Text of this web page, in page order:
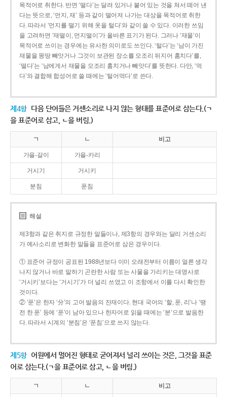
목적어로 취한다. 반면 ‘떨다’는 달려 있거나 붙어 있는 것을 쳐서 떼어 낸
다는 뜻으로, ‘먼지, 재’ 등과 같이 떨어져 나가는 대상을 목적어로 취한
다. 따라서 ‘먼지를 떨기 위해 옷을 털다’와 같이 쓸 수 있다. 이러한 쓰임
을 고려하면 ‘재떨이, 먼지떨이’가 올바른 표기가 된다. 그러나 ‘재물’이
목적어로 쓰이는 경우에는 유사한 의미로도 쓰인다. ‘털다’는 ‘남이 가진
재물을 몽땅 빼앗거나 그것이 보관된 장소를 모조리 뒤지어 훔치다’를,
‘떨다’는 ‘남에게서 재물을 모조리 훔치거나 빼앗다’를 뜻한다. 다만, ‘먹
다’와 결합해 합성어로 쓸 때에는 ‘털어먹다’로 쓴다.
제4항 다음 단어들은 거센소리로 나지 않는 형태를 표준어로 삼는다.(ㄱ
을 표준어로 삼고, ㄴ을 버림.)
ㄱ ㄴ 비고
가을-갈이 가을-카리
거시기 거시키
분침 푼침
해설
제3항과 같은 취지로 규정한 말들이나, 제3항의 경우와는 달리 거센소리
가 예사소리로 변화한 말들을 표준어로 삼은 경우이다.
① 표준어 규정이 공표된 1988년보다 이미 오래전부터 이름이 얼른 생각
나지 않거나 바로 말하기 곤란한 사람 또는 사물을 가리키는 대명사로
‘거시키’보다는 ‘거시기’가 더 널리 쓰였고 이 조항에서 이를 다시 확인한
것이다.
② ‘푼’은 한자 ‘分’의 고어 발음의 잔재이다. 현대 국어의 ‘할, 푼, 리’나 ‘땡
전 한 푼’ 등에 ‘푼’이 남아 있으나 한자어로 읽을 때에는 ‘분’으로 발음한
다. 따라서 시계의 ‘분침’은 ‘푼침’으로 쓰지 않는다.
제5항 어원에서 멀어진 형태로 굳어져서 널리 쓰이는 것은, 그것을 표준
어로 삼는다.(ㄱ을 표준어로 삼고, ㄴ을 버림.)
ㄱ ㄴ 비고